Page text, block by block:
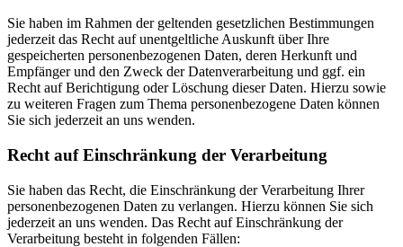
Sie haben im Rahmen der geltenden gesetzlichen Bestimmungen
jederzeit das Recht auf unentgeltliche Auskunft über Ihre
gespeicherten personenbezogenen Daten, deren Herkunft und
Empfänger und den Zweck der Datenverarbeitung und ggf. ein
Recht auf Berichtigung oder Löschung dieser Daten. Hierzu sowie
zu weiteren Fragen zum Thema personenbezogene Daten können
Sie sich jederzeit an uns wenden.
Recht auf Einschränkung der Verarbeitung
Sie haben das Recht, die Einschränkung der Verarbeitung Ihrer
personenbezogenen Daten zu verlangen. Hierzu können Sie sich
jederzeit an uns wenden. Das Recht auf Einschränkung der
Verarbeitung besteht in folgenden Fällen: